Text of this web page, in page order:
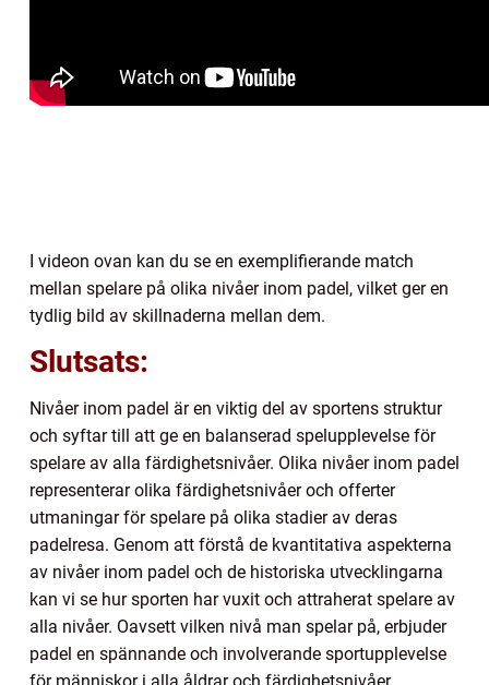
I videon ovan kan du se en exemplifierande match
mellan spelare på olika nivåer inom padel, vilket ger en
tydlig bild av skillnaderna mellan dem.
Slutsats:
Nivåer inom padel är en viktig del av sportens struktur
och syftar till att ge en balanserad spelupplevelse för
spelare av alla färdighetsnivåer. Olika nivåer inom padel
representerar olika färdighetsnivåer och offerter
utmaningar för spelare på olika stadier av deras
padelresa. Genom att förstå de kvantitativa aspekterna
av nivåer inom padel och de historiska utvecklingarna
kan vi se hur sporten har vuxit och attraherat spelare av
alla nivåer. Oavsett vilken nivå man spelar på, erbjuder
padel en spännande och involverande sportupplevelse